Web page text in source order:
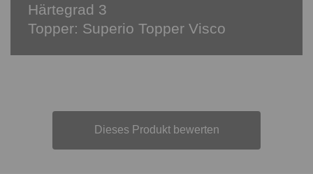
Härtegrad 3
Topper: Superio Topper Visco
Dieses Produkt bewerten